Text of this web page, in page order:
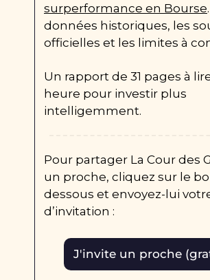
surperformance en Bourse
données historiques, les
officielles et les limites à
Un rapport de 31 pages à
heure pour investir plus
intelligemment.
Pour partager La Cour des
un proche, cliquez sur le
dessous et envoyez-lui
d’invitation :
J'invite un proche